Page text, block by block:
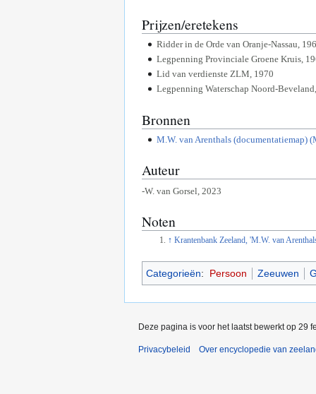
Prijzen/eretekens
Ridder in de Orde van Oranje-Nassau,
Legpenning Provinciale Groene Kruis,
Lid van verdienste ZLM, 1970
Legpenning Waterschap Noord-
Bronnen
M.W. van Arenthals (documentatiemap)
Auteur
-W. van Gorsel, 2023
Noten
↑ Krantenbank Zeeland, 'M.W. van
Categorieën: Persoon Zeeuwen
Deze pagina is voor het laatst bewerkt op 29
Privacybeleid Over encyclopedie van